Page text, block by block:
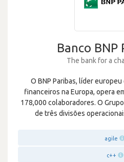
Banco BNP
The bank for a
O BNP Paribas, líder
financeiros na Europa, opera
178,000 colaboradores. O
de três divisões
agile
c++